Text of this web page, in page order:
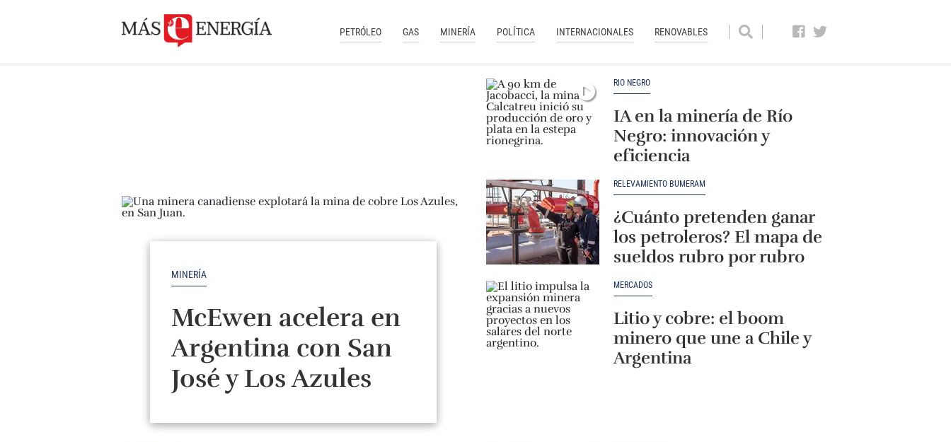
PETRÓLEO GAS MINERÍA POLÍTICA INTERNACIONALES RENOVABLES
MINERÍA
McEwen acelera en
Argentina con San
José y Los Azules
RÍO NEGRO
IA en la minería de Río
Negro: innovación y
eficiencia
RELEVAMIENTO BUMERAM
¿Cuánto pretenden ganar
los petroleros? El mapa de
sueldos rubro por rubro
MERCADOS
Litio y cobre: el boom
minero que une a Chile y
Argentina